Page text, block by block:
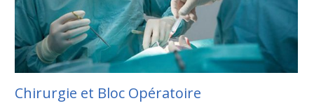
Chirurgie et Bloc Opératoire